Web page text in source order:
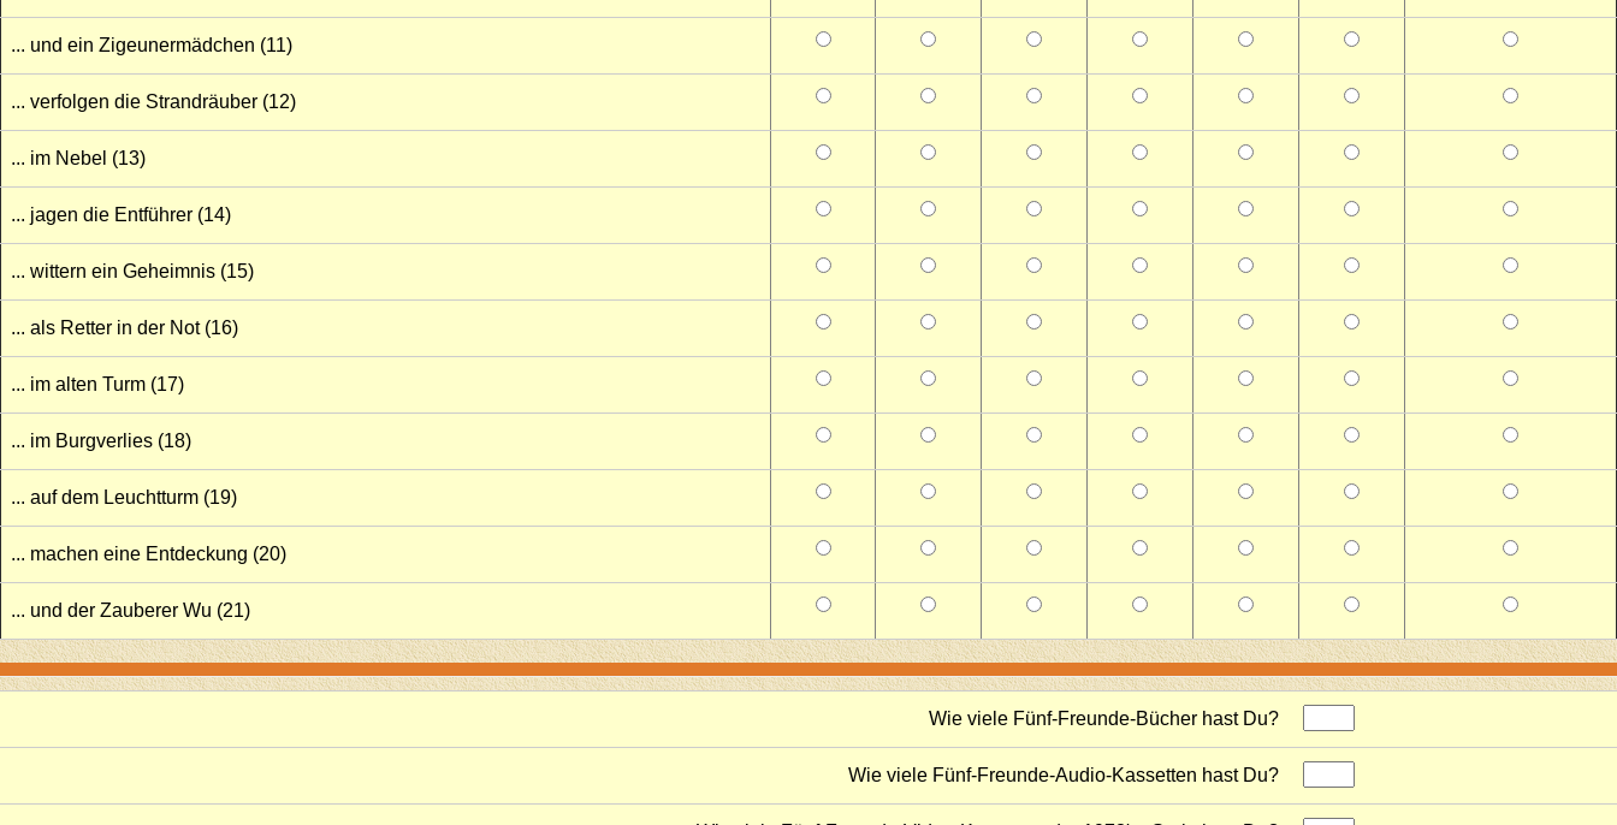
... und ein Zigeunermädchen (11)
... verfolgen die Strandräuber (12)
... im Nebel (13)
... jagen die Entführer (14)
... wittern ein Geheimnis (15)
... als Retter in der Not (16)
... im alten Turm (17)
... im Burgverlies (18)
... auf dem Leuchtturm (19)
... machen eine Entdeckung (20)
... und der Zauberer Wu (21)
Wie viele Fünf-Freunde-Bücher hast Du?
Wie viele Fünf-Freunde-Audio-Kassetten hast Du?